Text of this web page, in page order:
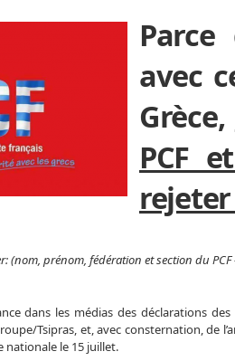
avec
Grèce,
PCF
rejeter
(nom, prénom, fédération et section du
dans les médias des déclarations
Tsipras, et, avec consternation, de
nationale le 15 juillet.